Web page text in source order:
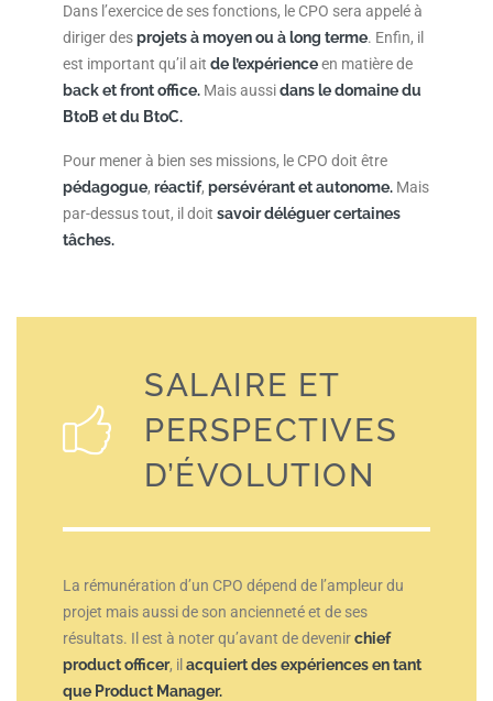
Dans l’exercice de ses fonctions, le CPO sera appelé à
diriger desprojets à moyen ou à long terme. Enfin, il
est important qu’il ait de l’expérienceen matière de
back et front office. Mais aussidans le domaine du
BtoB et du BtoC.
Pour mener à bien ses missions, le CPO doit être
pédagogue, réactif, persévérant et autonome. Mais
par-dessus tout, il doit savoir déléguer certaines
tâches.
SALAIRE ET
PERSPECTIVES
D’ÉVOLUTION
La rémunération d’un CPO dépend de l’ampleur du
projet mais aussi de son ancienneté et de ses
résultats. Il est à noter qu’avant de devenirchief
product officer, il acquiert des expériences en tant
que Product Manager.